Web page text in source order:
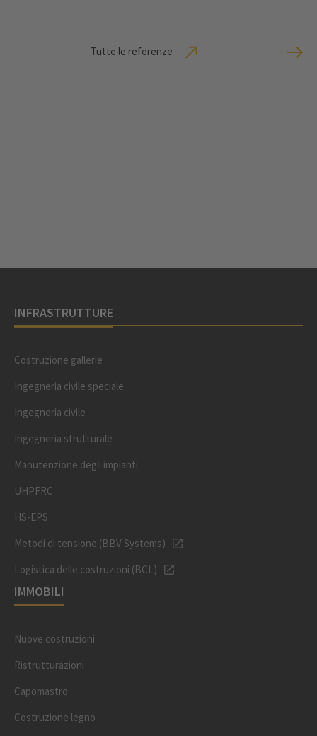
Tutte le referenze
INFRASTRUTTURE
Costruzione gallerie
Ingegneria civile speciale
Ingegneria civile
Ingegneria strutturale
Manutenzione degli impianti
UHPFRC
HS-EPS
Metodi di tensione (BBV Systems)
Logistica delle costruzioni (BCL)
IMMOBILI
Nuove costruzioni
Ristrutturazioni
Capomastro
Costruzione legno